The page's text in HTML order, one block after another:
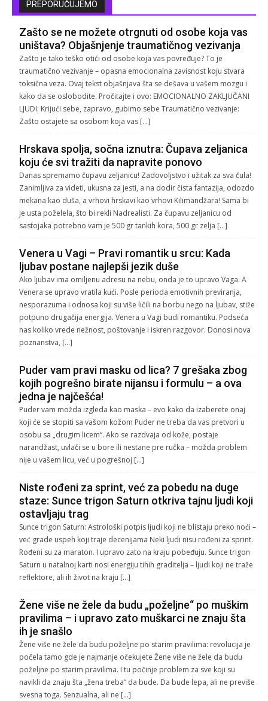
PREPORUČUJEMO
Zašto se ne možete otrgnuti od osobe koja vas
uništava? Objašnjenje traumatičnog vezivanja
Zašto je tako teško otići od osobe koja vas povređuje? To je
traumatično vezivanje – opasna emocionalna zavisnost koju stvara
toksična veza. Ovaj tekst objašnjava šta se dešava u vašem mozgu i
kako da se oslobodite. Pročitajte i ovo: EMOCIONALNO ZAKLJUČANI
LJUDI: Krijući sebe, zapravo, gubimo sebe Traumatično vezivanje:
Zašto ostajete sa osobom koja vas […]
Hrskava spolja, sočna iznutra: Čupava zeljanica
koju će svi tražiti da napravite ponovo
Danas spremamo čupavu zeljanicu! Zadovoljstvo i užitak za sva čula!
Zanimljiva za videti, ukusna za jesti, a na dodir čista fantazija, odozdo
mekana kao duša, a vrhovi hrskavi kao vrhovi Kilimandžara! Sama bi
je usta poželela, što bi rekli Nadrealisti. Za čupavu zeljanicu od
sastojaka potrebno vam je 500 gr tankih kora, 500 gr zelja […]
Venera u Vagi – Pravi romantik u srcu: Kada
ljubav postane najlepši jezik duše
Ako ljubav ima omiljenu adresu na nebu, onda je to upravo Vaga. A
Venera se upravo vratila kući. Posle perioda emotivnih previranja,
nesporazuma i odnosa koji su više ličili na borbu nego na ljubav, stiže
potpuno drugačija energija. Venera u Vagi budi romantiku. Podseća
nas koliko vrede nežnost, poštovanje i iskren razgovor. Donosi nova
poznanstva, […]
Puder vam pravi masku od lica? 7 grešaka zbog
kojih pogrešno birate nijansu i formulu – a ova
jedna je najčešća!
Puder vam možda izgleda kao maska – evo kako da izaberete onaj
koji će se stopiti sa vašom kožom Puder ne treba da vas pretvori u
osobu sa „drugim licem“. Ako se razdvaja od kože, postaje
narandžast, uvlači se u bore ili nestane pre ručka – možda problem
nije u vašem licu, već u pogrešnoj […]
Niste rođeni za sprint, već za pobedu na duge
staze: Sunce trigon Saturn otkriva tajnu ljudi koji
ostavljaju trag
Sunce trigon Saturn: Astrološki potpis ljudi koji ne blistaju preko noći –
već grade uspeh koji traje decenijama Neki ljudi nisu rođeni za sprint.
Rođeni su za maraton. I upravo zato na kraju pobeđuju. Sunce trigon
Saturn u natalnoj karti nosi energiju tihih graditelja – ljudi koji ne traže
reflektore, ali ih život na kraju […]
Žene više ne žele da budu „poželjne“ po muškim
pravilima – i upravo zato muškarci ne znaju šta
ih je snašlo
Žene više ne žele da budu poželjne po starim pravilima: revolucija je
počela tamo gde je najmanje očekujete Žene više ne žele da budu
poželjne po starim pravilima. I tu počinje problem za sve koji su
navikli da znaju šta „žena treba“ da bude. Da bude lepa, ali ne previše
svesna toga. Senzualna, ali ne […]